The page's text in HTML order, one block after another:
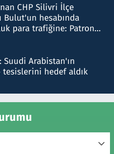
CHP Silivri İlçe
Bulut'un hesabında
para trafiğine: Patron
Suudi Arabistan'ın
tesislerini hedef aldık